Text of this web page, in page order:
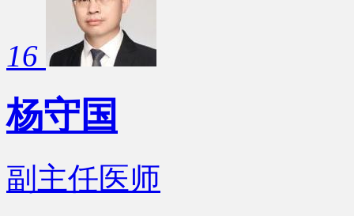
16
杨守国
副主任医师